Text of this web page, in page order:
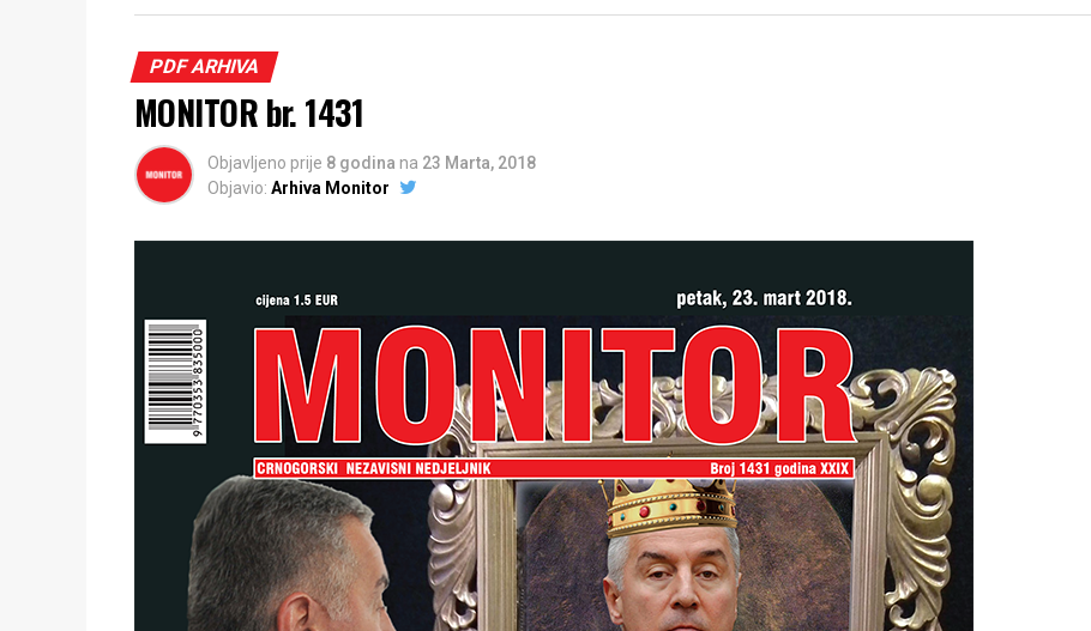
PDF ARHIVA
MONITOR br. 1431
Objavljeno prije 8 godina na 23 Marta, 2018
Objavio: Arhiva Monitor